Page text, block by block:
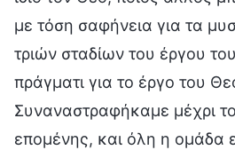
με τόση σαφήνεια για τα
τριών σταδίων του έργου
πράγματι για το έργο του
Συναναστραφήκαμε μέχρι
επομένης, και όλη η ομάδα